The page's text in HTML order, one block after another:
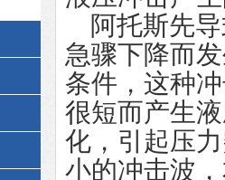
阿托斯先导
急骤下降而
条件，这种
很短而产生
化，引起压
小的冲击波